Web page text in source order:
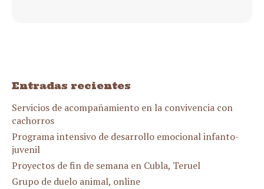
Entradas recientes
Servicios de acompañamiento en la convivencia con
cachorros
Programa intensivo de desarrollo emocional infanto-
juvenil
Proyectos de fin de semana en Cubla, Teruel
Grupo de duelo animal, online